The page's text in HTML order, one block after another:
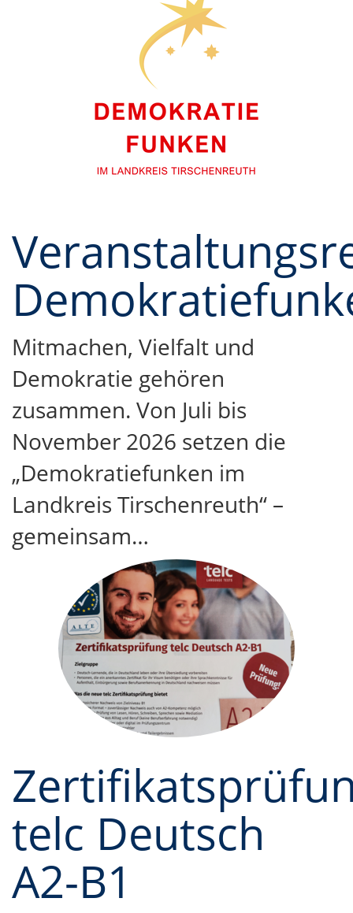
Mitmachen, Vielfalt und
Demokratie gehören
zusammen. Von Juli bis
November 2026 setzen die
„Demokratiefunken im
Landkreis Tirschenreuth“ –
gemeinsam…
telc Deutsch
A2-B1